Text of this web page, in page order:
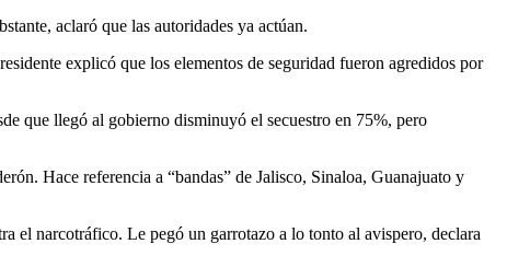
aclaró que las autoridades ya actúan.
explicó que los elementos de seguridad fueron agredidos por
que llegó al gobierno disminuyó el secuestro en 75%, pero
Hace referencia a “bandas” de Jalisco, Sinaloa, Guanajuato y
el narcotráfico. Le pegó un garrotazo a lo tonto al avispero, declara